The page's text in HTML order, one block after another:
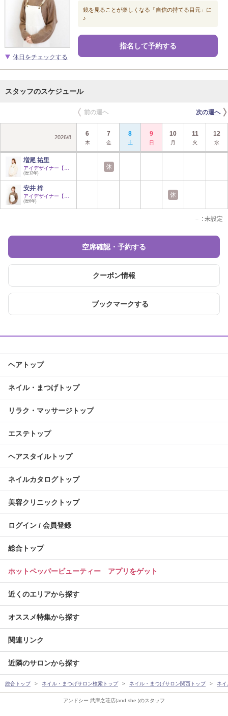
アンドシー 武庫之荘店(and she.)のスタッフ
休日をチェックする
鏡を見ることが楽しくなる「自信の持てる目元」に
♪
指名して予約する
スタッフのスケジュール
前の週へ 次の週へ
2026/8 6
木
7
金
8
土
9
日
10
月
11
火
12
水
増尾 祐里
アイデザイナー【指…
(歴12年)
安井 梓
アイデザイナー【指…
(歴6年)
休
休
－ : 未設定
空席確認・予約する
クーポン情報
ブックマークする
ヘアトップ
ネイル・まつげトップ
リラク・マッサージトップ
エステトップ
ヘアスタイルトップ
ネイルカタログトップ
美容クリニックトップ
ログイン / 会員登録
総合トップ
ホットペッパービューティー アプリをゲット
近くのエリアから探す
オススメ特集から探す
関連リンク
近隣のサロンから探す
総合トップ ネイル・まつげサロン検索トップ ネイル・まつげサロン関西トップ ネ